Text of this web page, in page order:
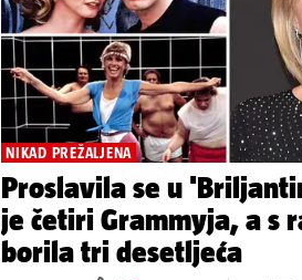
NIKAD PREŽALJENA
Proslavila se u
je četiri Grammyja, a s
borila tri desetljeća